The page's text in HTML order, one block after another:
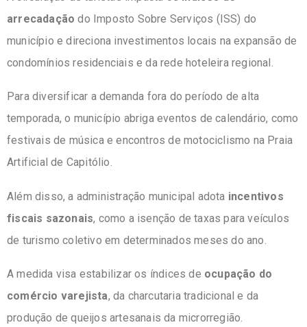
arrecadação do Imposto Sobre Serviços (ISS) do
município e direciona investimentos locais na expansão de
condomínios residenciais e da rede hoteleira regional.
Para diversificar a demanda fora do período de alta
temporada, o município abriga eventos de calendário, como
festivais de música e encontros de motociclismo na Praia
Artificial de Capitólio.
Além disso, a administração municipal adota incentivos
fiscais sazonais, como a isenção de taxas para veículos
de turismo coletivo em determinados meses do ano.
A medida visa estabilizar os índices de ocupação do
comércio varejista, da charcutaria tradicional e da
produção de queijos artesanais da microrregião.